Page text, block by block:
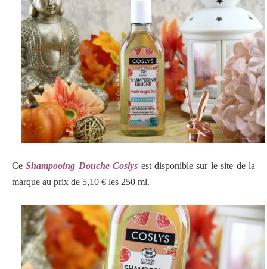
CeShampooing Douche Coslys est disponible sur le site de la
marque au prix de 5,10 € les 250 ml.